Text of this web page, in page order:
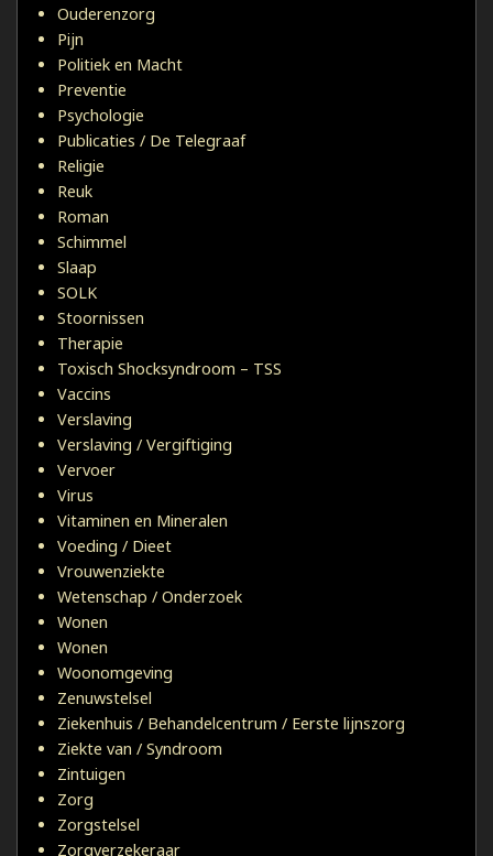
Ouderenzorg
Pijn
Politiek en Macht
Preventie
Psychologie
Publicaties / De Telegraaf
Religie
Reuk
Roman
Schimmel
Slaap
SOLK
Stoornissen
Therapie
Toxisch Shocksyndroom – TSS
Vaccins
Verslaving
Verslaving / Vergiftiging
Vervoer
Virus
Vitaminen en Mineralen
Voeding / Dieet
Vrouwenziekte
Wetenschap / Onderzoek
Wonen
Wonen
Woonomgeving
Zenuwstelsel
Ziekenhuis / Behandelcentrum / Eerste lijnszorg
Ziekte van / Syndroom
Zintuigen
Zorg
Zorgstelsel
Zorgverzekeraar